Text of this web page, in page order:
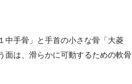
手骨」と手首の小さな骨「大菱
面は、滑らかに可動するための軟骨